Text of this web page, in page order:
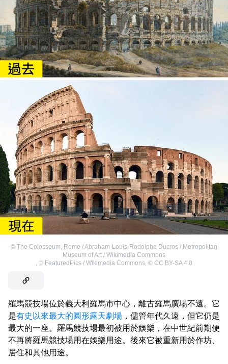
© The Colosseum, Rome / Abraham-Louis-Rodolphe Ducros / Metropolitan
Museum of Art / Wikimedia Commons
, © FeaturedPics / Wikimedia Commons, © CC BY-SA 4.0
羅馬競技場位於義大利羅馬市中心，離古羅馬廣場不遠。它
是有史以來最大的圓形露天劇場 ，儘管年代久遠，但它仍是
最大的一座。羅馬競技場最初被用於娛樂，在中世紀前期便
不再將羅馬競技場用在娛樂用途。後來它被重新用於作坊、
居住和其他用途。